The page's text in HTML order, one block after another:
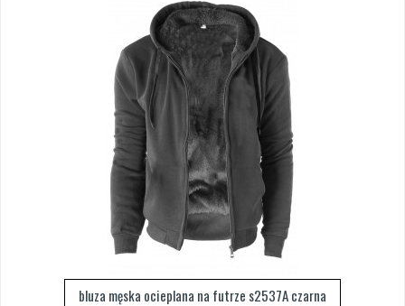
bluza męska ocieplana na futrze s2537A czarna